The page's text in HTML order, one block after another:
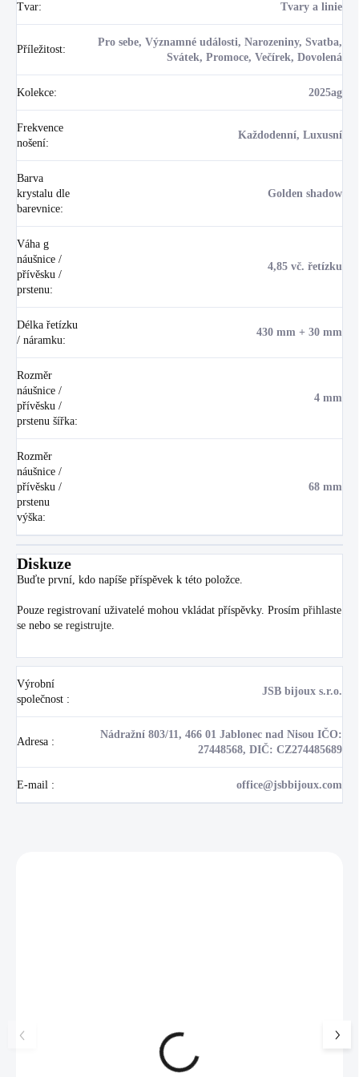
Tvar: Tvary a linie
Příležitost:
Pro sebe, Významné události, Narozeniny, Svatba,
Svátek, Promoce, Večírek, Dovolená
Kolekce: 2025ag
Frekvence
nošení:
Každodenní, Luxusní
Barva
krystalu dle
barevnice:
Golden shadow
Váha g
náušnice /
přívěsku /
prstenu:
4,85 vč. řetízku
Délka řetízku
/ náramku:
430 mm + 30 mm
Rozměr
náušnice /
přívěsku /
prstenu šířka:
4 mm
Rozměr
náušnice /
přívěsku /
prstenu
výška:
68 mm
Diskuze
Buďte první, kdo napíše příspěvek k této položce.
Pouze registrovaní uživatelé mohou vkládat příspěvky. Prosím přihlaste
se nebo se registrujte
Výrobní
společnost :
JSB bijoux s.r.o.
Adresa :
Nádražní 803/11, 466 01 Jablonec nad Nisou IČO:
27448568, DIČ: CZ274485689
E-mail : office@jsbbijoux.com